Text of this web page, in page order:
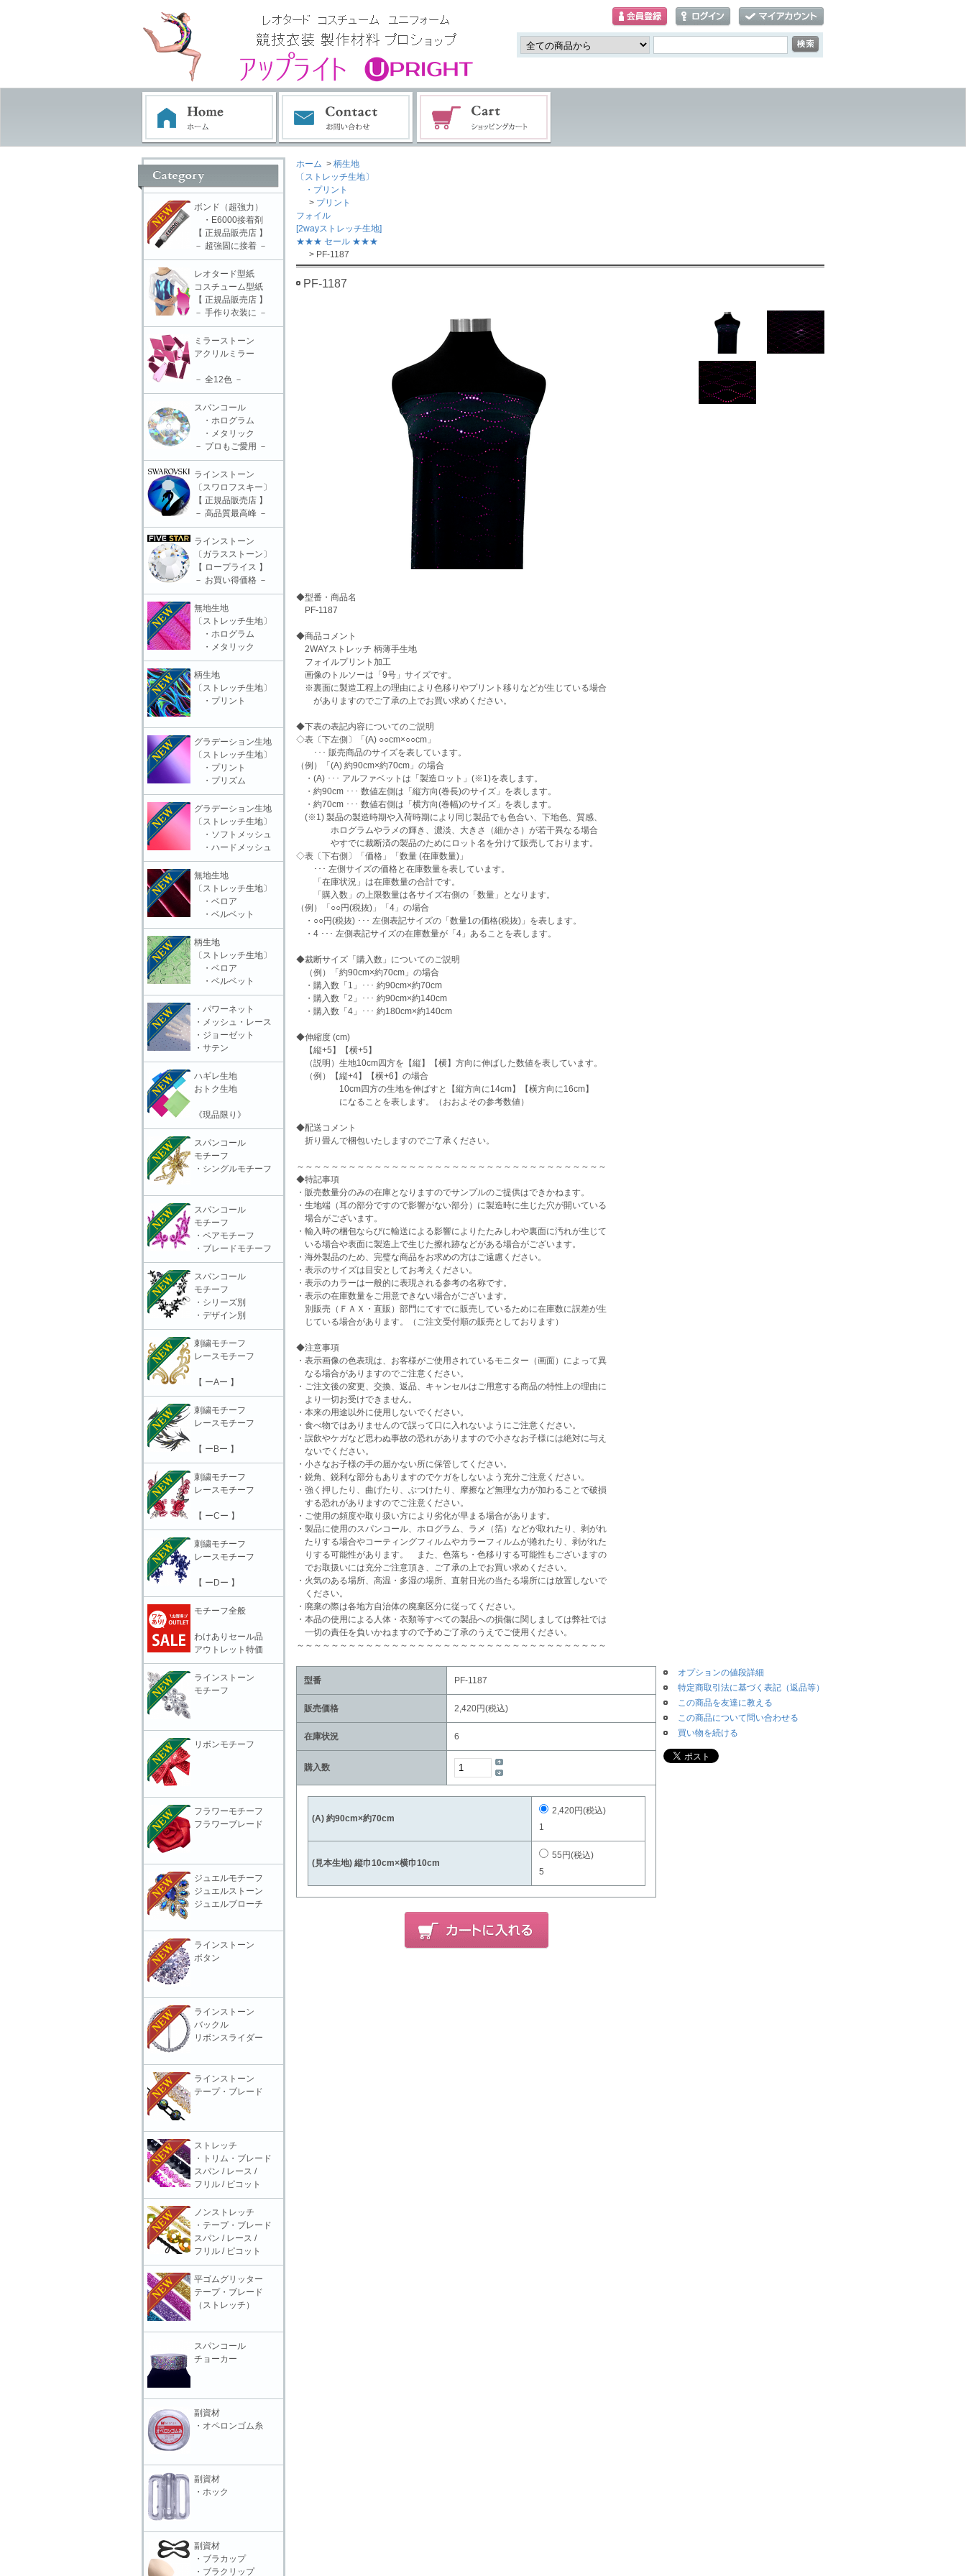
ホーム > 柄生地
〔ストレッチ生地〕
・プリント
> プリント
フォイル
[2wayストレッチ生地]
★★★ セール ★★★
> PF-1187
PF-1187
◆型番・商品名
PF-1187
◆商品コメント
2WAYストレッチ 柄薄手生地
フォイルプリント加工
画像のトルソーは「9号」サイズです。
※裏面に製造工程上の理由により色移りやプリント移りなどが生じている場合
がありますのでご了承の上でお買い求めください。
◆下表の表記内容についてのご説明
◇表〔下左側〕「(A) ○○cm×○○cm」
･･･ 販売商品のサイズを表しています。
（例）「(A) 約90cm×約70cm」の場合
・(A) ･･･ アルファベットは「製造ロット」(※1)を表します。
・約90cm ･･･ 数値左側は「縦方向(巻長)のサイズ」を表します。
・約70cm ･･･ 数値右側は「横方向(巻幅)のサイズ」を表します。
(※1) 製品の製造時期や入荷時期により同じ製品でも色合い、下地色、質感、
ホログラムやラメの輝き、濃淡、大きさ（細かさ）が若干異なる場合
やすでに裁断済の製品のためにロット名を分けて販売しております。
◇表〔下右側〕「価格」「数量 (在庫数量)」
･･･ 左側サイズの価格と在庫数量を表しています。
「在庫状況」は在庫数量の合計です。
「購入数」の上限数量は各サイズ右側の「数量」となります。
（例）「○○円(税抜)」「4」の場合
・○○円(税抜) ･･･ 左側表記サイズの「数量1の価格(税抜)」を表します。
・4 ･･･ 左側表記サイズの在庫数量が「4」あることを表します。
◆裁断サイズ「購入数」についてのご説明
（例）「約90cm×約70cm」の場合
・購入数「1」･･･ 約90cm×約70cm
・購入数「2」･･･ 約90cm×約140cm
・購入数「4」･･･ 約180cm×約140cm
◆伸縮度 (cm)
【縦+5】【横+5】
（説明）生地10cm四方を【縦】【横】方向に伸ばした数値を表しています。
（例）【縦+4】【横+6】の場合
10cm四方の生地を伸ばすと【縦方向に14cm】【横方向に16cm】
になることを表します。（おおよその参考数値）
◆配送コメント
折り畳んで梱包いたしますのでご了承ください。
～～～～～～～～～～～～～～～～～～～～～～～～～～～～～～～～～～～～
◆特記事項
・販売数量分のみの在庫となりますのでサンプルのご提供はできかねます。
・生地端（耳の部分ですので影響がない部分）に製造時に生じた穴が開いている
場合がございます。
・輸入時の梱包ならびに輸送による影響によりたたみしわや裏面に汚れが生じて
いる場合や表面に製造上で生じた擦れ跡などがある場合がございます。
・海外製品のため、完璧な商品をお求めの方はご遠慮ください。
・表示のサイズは目安としてお考えください。
・表示のカラーは一般的に表現される参考の名称です。
・表示の在庫数量をご用意できない場合がございます。
別販売（ＦＡＸ・直販）部門にてすでに販売しているために在庫数に誤差が生
じている場合があります。（ご注文受付順の販売としております）
◆注意事項
・表示画像の色表現は、お客様がご使用されているモニター（画面）によって異
なる場合がありますのでご注意ください。
・ご注文後の変更、交換、返品、キャンセルはご用意する商品の特性上の理由に
より一切お受けできません。
・本来の用途以外に使用しないでください。
・食べ物ではありませんので誤って口に入れないようにご注意ください。
・誤飲やケガなど思わぬ事故の恐れがありますので小さなお子様には絶対に与え
ないでください。
・小さなお子様の手の届かない所に保管してください。
・鋭角、鋭利な部分もありますのでケガをしないよう充分ご注意ください。
・強く押したり、曲げたり、ぶつけたり、摩擦など無理な力が加わることで破損
する恐れがありますのでご注意ください。
・ご使用の頻度や取り扱い方により劣化が早まる場合があります。
・製品に使用のスパンコール、ホログラム、ラメ（箔）などが取れたり、剥がれ
たりする場合やコーティングフィルムやカラーフィルムが捲れたり、剥がれた
りする可能性があります。 また、色落ち・色移りする可能性もございますの
でお取扱いには充分ご注意頂き、ご了承の上でお買い求めください。
・火気のある場所、高温・多湿の場所、直射日光の当たる場所には放置しないで
ください。
・廃棄の際は各地方自治体の廃棄区分に従ってください。
・本品の使用による人体・衣類等すべての製品への損傷に関しましては弊社では
一切の責任を負いかねますので予めご了承のうえでご使用ください。
～～～～～～～～～～～～～～～～～～～～～～～～～～～～～～～～～～～～
型番 PF-1187
販売価格 2,420円(税込)
在庫状況 6
購入数
(A) 約90cm×約70cm
2,420円(税込)
1
(見本生地) 縦巾10cm×横巾10cm
55円(税込)
5
オプションの値段詳細
特定商取引法に基づく表記（返品等）
この商品を友達に教える
この商品について問い合わせる
買い物を続ける
ボンド（超強力）
・E6000接着剤
【 正規品販売店 】
－ 超強固に接着 －
レオタード型紙
コスチューム型紙
【 正規品販売店 】
－ 手作り衣装に －
ミラーストーン
アクリルミラー
－ 全12色 －
スパンコール
・ホログラム
・メタリック
－ プロもご愛用 －
ラインストーン
〔スワロフスキー〕
【 正規品販売店 】
－ 高品質最高峰 －
ラインストーン
〔ガラスストーン〕
【 ロープライス 】
－ お買い得価格 －
無地生地
〔ストレッチ生地〕
・ホログラム
・メタリック
柄生地
〔ストレッチ生地〕
・プリント
グラデーション生地
〔ストレッチ生地〕
・プリント
・プリズム
グラデーション生地
〔ストレッチ生地〕
・ソフトメッシュ
・ハードメッシュ
無地生地
〔ストレッチ生地〕
・ベロア
・ベルベット
柄生地
〔ストレッチ生地〕
・ベロア
・ベルベット
・パワーネット
・メッシュ・レース
・ジョーゼット
・サテン
ハギレ生地
おトク生地
《現品限り》
スパンコール
モチーフ
・シングルモチーフ
スパンコール
モチーフ
・ペアモチーフ
・ブレードモチーフ
スパンコール
モチーフ
・シリーズ別
・デザイン別
刺繍モチーフ
レースモチーフ
【 ーAー 】
刺繍モチーフ
レースモチーフ
【 ーBー 】
刺繍モチーフ
レースモチーフ
【 ーCー 】
刺繍モチーフ
レースモチーフ
【 ーDー 】
モチーフ全般
わけありセール品
アウトレット特価
ラインストーン
モチーフ
リボンモチーフ
フラワーモチーフ
フラワーブレード
ジュエルモチーフ
ジュエルストーン
ジュエルブローチ
ラインストーン
ボタン
ラインストーン
バックル
リボンスライダー
ラインストーン
テープ・ブレード
ストレッチ
・トリム・ブレード
スパン / レース /
フリル / ピコット
ノンストレッチ
・テープ・ブレード
スパン / レース /
フリル / ピコット
平ゴムグリッター
テープ・ブレード
（ストレッチ）
スパンコール
チョーカー
副資材
・オペロンゴム糸
副資材
・ホック
副資材
・ブラカップ
・ブラクリップ